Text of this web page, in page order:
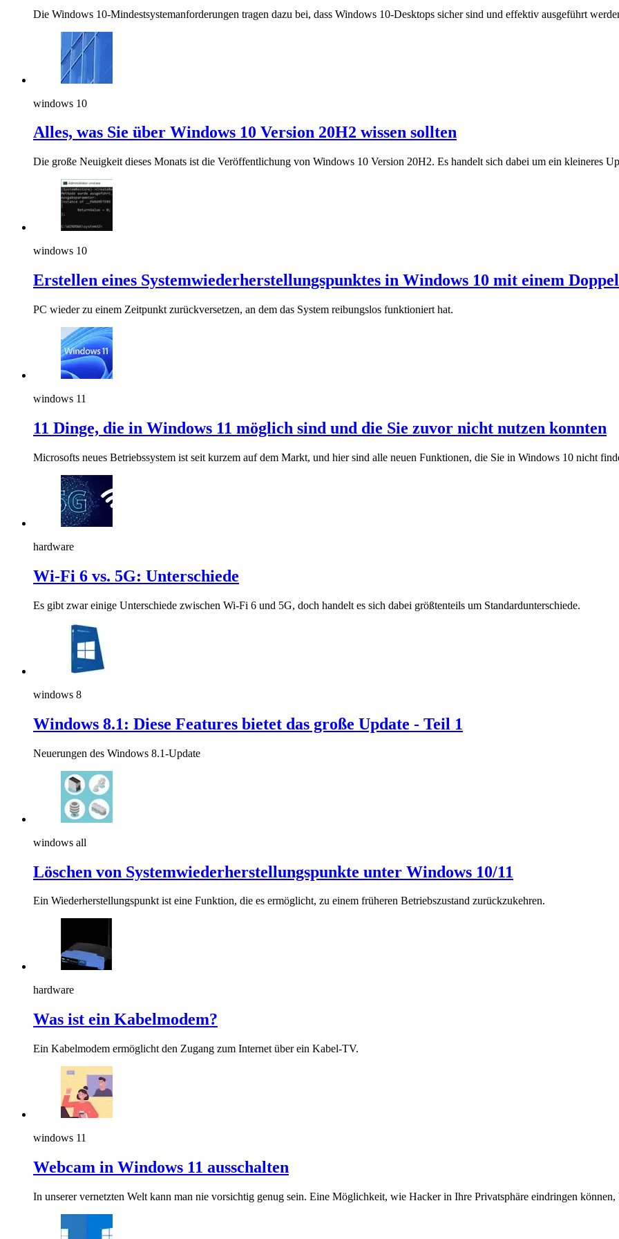
Die Windows 10-Mindestsystemanforderungen tragen dazu bei, dass Windows 10-Desktops sicher sind und effektiv ausgeführt
windows 10
Alles, was Sie über Windows 10 Version 20H2 wissen sollten
Die große Neuigkeit dieses Monats ist die Veröffentlichung von Windows 10 Version 20H2. Es handelt sich dabei um ein kleineres
windows 10
Erstellen eines Systemwiederherstellungspunktes in Windows 10 mit einem
PC wieder zu einem Zeitpunkt zurückversetzen, an dem das System reibungslos funktioniert hat.
windows 11
11 Dinge, die in Windows 11 möglich sind und die Sie zuvor nicht nutzen konnten
Microsofts neues Betriebssystem ist seit kurzem auf dem Markt, und hier sind alle neuen Funktionen, die Sie in Windows 10 nicht
hardware
Wi-Fi 6 vs. 5G: Unterschiede
Es gibt zwar einige Unterschiede zwischen Wi-Fi 6 und 5G, doch handelt es sich dabei größtenteils um Standardunterschiede.
windows 8
Windows 8.1: Diese Features bietet das große Update - Teil 1
Neuerungen des Windows 8.1-Update
windows all
Löschen von Systemwiederherstellungspunkte unter Windows 10/11
Ein Wiederherstellungspunkt ist eine Funktion, die es ermöglicht, zu einem früheren Betriebszustand zurückzukehren.
hardware
Was ist ein Kabelmodem?
Ein Kabelmodem ermöglicht den Zugang zum Internet über ein Kabel-TV.
windows 11
Webcam in Windows 11 ausschalten
In unserer vernetzten Welt kann man nie vorsichtig genug sein. Eine Möglichkeit, wie Hacker in Ihre Privatsphäre eindringen